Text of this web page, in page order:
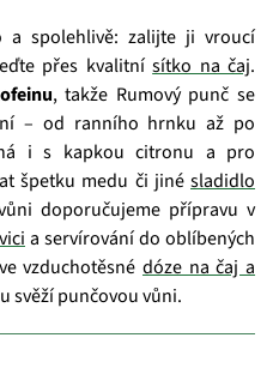
a spolehlivě: zalijte ji vroucí
přes kvalitnísítko na čaj.
, takže Rumový punč se
– od ranního hrnku až po
i s kapkou citronu a pro
špetku medu či jiné sladidlo
doporučujeme přípravu v
a servírování do oblíbených
vzduchotěsnédóze na čaj a
svěží punčovou vůni.